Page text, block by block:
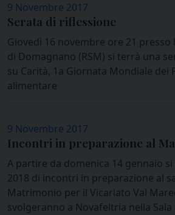
9 Novembre 2017
Serata di riflessione
Giovedì 16 novembre ore 21 presso
di Domagnano (RSM) si terrà una
su Carità, 1a Giornata Mondiale dei
alimentare
9 Novembre 2017
Incontri in preparazione al
A partire da domenica 14 gennaio
2018 di incontri in preparazione al
Matrimonio per il Vicariato Val
svolgeranno a Novafeltria nella